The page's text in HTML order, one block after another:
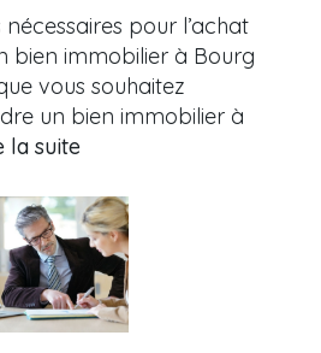
pour l’achat
bien immobilier à Bourg
vous souhaitez
un bien immobilier à
la suite